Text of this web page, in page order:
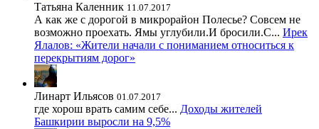
Татьяна Каленник 11.07.2017
А как же с дорогой в микрорайон Полесье? Совсем не
возможно проехать. Ямы углубили.И бросили.С... Ирек
Ялалов: «Жители начали с пониманием относиться к
перекрытиям дорог»
Линарт Ильясов 01.07.2017
где хорош врать самим себе... Доходы жителей
Башкирии выросли на 9,5%